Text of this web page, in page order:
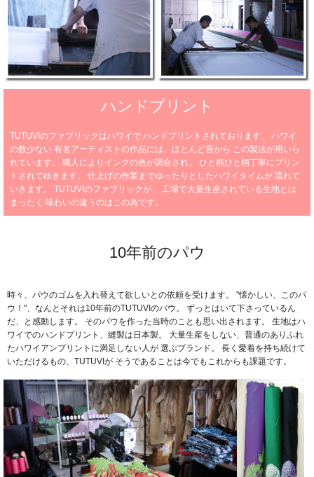
ハンドプリント
TUTUVIのファブリックはハワイでハンドプリントされております。
ハワイ
の数少ない 有名アーティストの作品には、ほとんど昔から この製法が用いら
れています。
職人によりインクの色が調合され、
ひと柄ひと柄丁寧にプリン
トされてゆきます。 仕上げの作業までゆったりとしたハワイタイムが流れて
いきます。
TUTUVIのファブリックが、
工場で大量生産されている生地とは
まったく 味わいの違うのはこの為です。
10年前のパウ
時々、パウのゴムを入れ替えて欲しいとの依頼を受けます。
"懐かしい、このパ
ウ！"、なんとそれは10年前のTUTUVIのパウ。
ずっとはいて下さっているん
だ、と感動します。
そのパウを作った当時のことも思い出されます。
生地はハ
ワイでのハンドプリント、縫製は日本製。
大量生産をしない、普通のありふれ
たハワイアンプリントに満足しない人が 選ぶブランド。
長く愛着を持ち続けて
いただけるもの、TUTUVIが そうであることは今でもこれからも課題です。